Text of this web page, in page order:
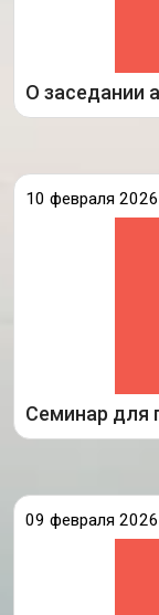
О заседании
10 февраля 2026
Семинар для
09 февраля 2026